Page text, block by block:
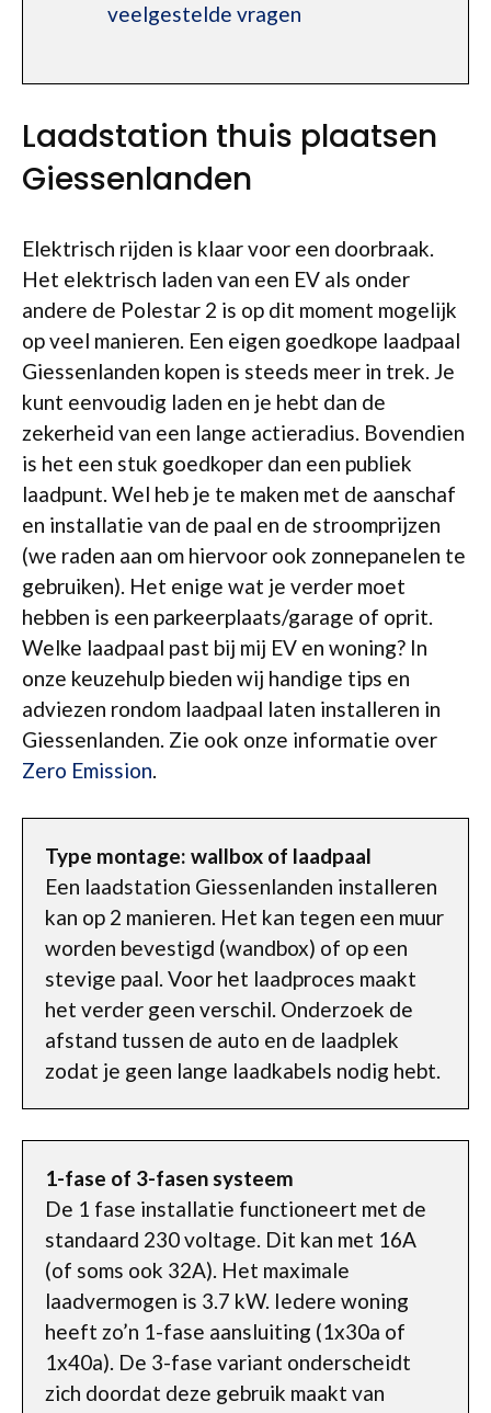
veelgestelde vragen
Laadstation thuis plaatsen
Giessenlanden
Elektrisch rijden is klaar voor een doorbraak.
Het elektrisch laden van een EV als onder
andere de Polestar 2 is op dit moment mogelijk
op veel manieren. Een eigen goedkope laadpaal
Giessenlanden kopen is steeds meer in trek. Je
kunt eenvoudig laden en je hebt dan de
zekerheid van een lange actieradius. Bovendien
is het een stuk goedkoper dan een publiek
laadpunt. Wel heb je te maken met de aanschaf
en installatie van de paal en de stroomprijzen
(we raden aan om hiervoor ook zonnepanelen te
gebruiken). Het enige wat je verder moet
hebben is een parkeerplaats/garage of oprit.
Welke laadpaal past bij mij EV en woning? In
onze keuzehulp bieden wij handige tips en
adviezen rondom laadpaal laten installeren in
Giessenlanden. Zie ook onze informatie over
Zero Emission.
Type montage: wallbox of laadpaal
Een laadstation Giessenlanden installeren
kan op 2 manieren. Het kan tegen een muur
worden bevestigd (wandbox) of op een
stevige paal. Voor het laadproces maakt
het verder geen verschil. Onderzoek de
afstand tussen de auto en de laadplek
zodat je geen lange laadkabels nodig hebt.
1-fase of 3-fasen systeem
De 1 fase installatie functioneert met de
standaard 230 voltage. Dit kan met 16A
(of soms ook 32A). Het maximale
laadvermogen is 3.7 kW. Iedere woning
heeft zo’n 1-fase aansluiting (1x30a of
1x40a). De 3-fase variant onderscheidt
zich doordat deze gebruik maakt van